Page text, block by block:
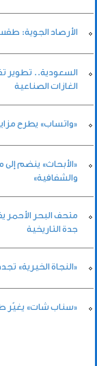
الأرصاد الجوية:
السعودية.. تطوير
الغازات الصناعية
«واتساب» يطرح
«الأبحاث» ينضم
والشفافية»
متحف البحر الأحمر
جدة التاريخية
«النجاة الخيرية»
«سناب شات» يغيّر